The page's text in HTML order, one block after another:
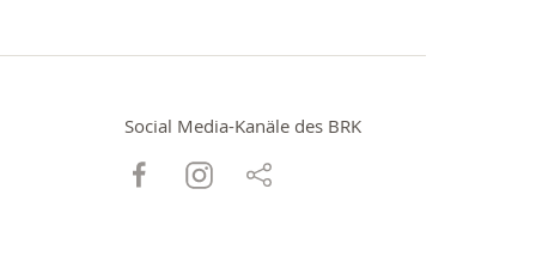
Social Media-Kanäle des BRK